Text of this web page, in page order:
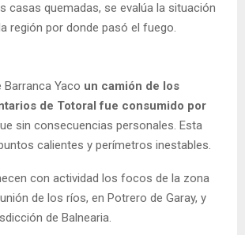
casas quemadas, se evalúa la situación
región por donde pasó el fuego.
Barranca Yaco un camión de los
de Totoral fue consumido por
sin consecuencias personales. Esta
calientes y perímetros inestables.
con actividad los focos de la zona
de los ríos, en Potrero de Garay, y
de Balnearia.